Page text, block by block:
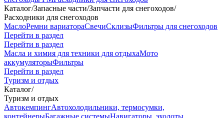
Каталог/Запасные части/Запчасти для снегоходов/
Расходники для снегоходов
МаслоРемни вариатораСвечиСклизыФильтры для снегоходов
Перейти в раздел
Перейти в раздел
Масла и химия для техники для отдыхаМото
аккумуляторыФильтры
Перейти в раздел
Туризм и отдых
Каталог/
Туризм и отдых
АвтокемпингАвтохолодильники, термосумки,
контейнерыБагажные системыНавигаторы, эхолоты,